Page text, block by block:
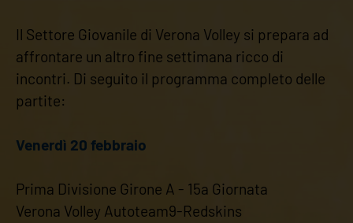
Il Settore Giovanile di Verona Volley si prepara ad
affrontare un altro fine settimana ricco di
incontri. Di seguito il programma completo delle
partite:
Venerdì 20 febbraio
Prima Divisione Girone A - 15a Giornata
Verona Volley Autoteam9-Redskins